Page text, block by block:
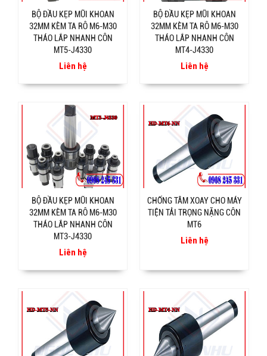
BỘ ĐẦU KẸP MŨI KHOAN
32MM KÈM TA RÔ M6-M30
THÁO LẮP NHANH CÔN
MT5-J4330
Liên hệ
BỘ ĐẦU KẸP MŨI KHOAN
32MM KÈM TA RÔ M6-M30
THÁO LẮP NHANH CÔN
MT4-J4330
Liên hệ
BỘ ĐẦU KẸP MŨI KHOAN
32MM KÈM TA RÔ M6-M30
THÁO LẮP NHANH CÔN
MT3-J4330
Liên hệ
CHỐNG TÂM XOAY CHO MÁY
TIỆN TẢI TRỌNG NẶNG CÔN
MT6
Liên hệ